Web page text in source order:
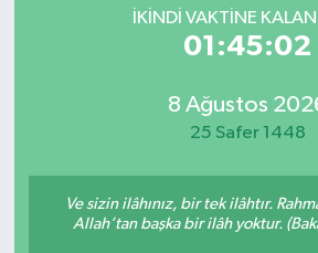
İKINDI VAKTİNE KALAN
01:45:02
8 Ağustos
25 Safer 1448
Ve sizin ilâhınız, bir tek ilâhtır.
Allah’tan başka bir ilâh yoktur.
Süper Lig Puan Durumu ve
Son Dakika Haberleri
Haber Arşivi